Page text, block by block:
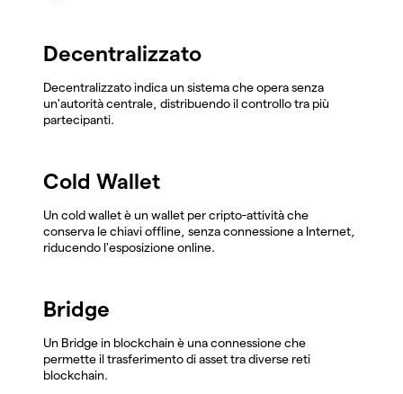
Decentralizzato
Decentralizzato indica un sistema che opera senza
un'autorità centrale, distribuendo il controllo tra più
partecipanti.
Cold Wallet
Un cold wallet è un wallet per cripto-attività che
conserva le chiavi offline, senza connessione a Internet,
riducendo l'esposizione online.
Bridge
Un Bridge in blockchain è una connessione che
permette il trasferimento di asset tra diverse reti
blockchain.